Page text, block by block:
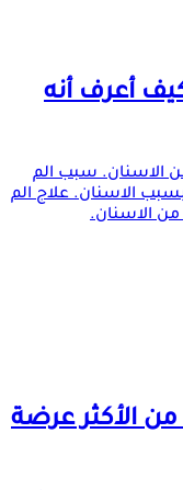
أعرف أنه
الاسنان. سبب الم
الاسنان. علاج الم
من الاسنان.
الأكثر عرضة